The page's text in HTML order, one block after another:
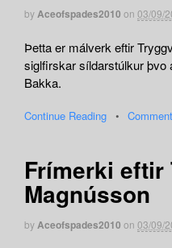
byAceofspades2010 on 03/09/
Þetta er málverk eftir
siglfirskar síldarstúlkur þvo
Bakka.
Continue Reading •
Frímerki eftir
Magnússon
byAceofspades2010 on 03/09/